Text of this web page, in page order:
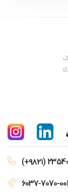
23540
6037-7070-